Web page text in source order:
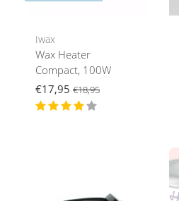
Iwax
Wax Heater
Compact, 100W
€17,95 €18,95